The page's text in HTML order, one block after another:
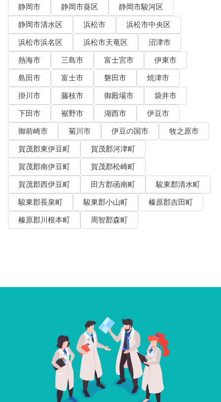
静岡市 静岡市葵区
静岡市駿河区
静岡市清水区
浜松市
浜松市中央区
浜松市浜名区
浜松市天竜区
沼津市
熱海市
三島市 富士宮市
伊東市
島田市
富士市 磐田市
焼津市
掛川市
藤枝市 御殿場市
袋井市
下田市
裾野市 湖西市
伊豆市
御前崎市
菊川市 伊豆の国市
牧之原市
賀茂郡東伊豆町
賀茂郡河津町
賀茂郡南伊豆町
賀茂郡松崎町
賀茂郡西伊豆町
田方郡函南町
駿東郡清水町
駿東郡長泉町
駿東郡小山町
榛原郡吉田町
榛原郡川根本町
周智郡森町